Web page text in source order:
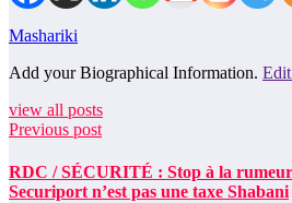
Mashariki
Add your Biographical Information.
view all posts
Previous post
RDC / SÉCURITÉ : Stop à la
Securiport n’est pas une taxe Shabani